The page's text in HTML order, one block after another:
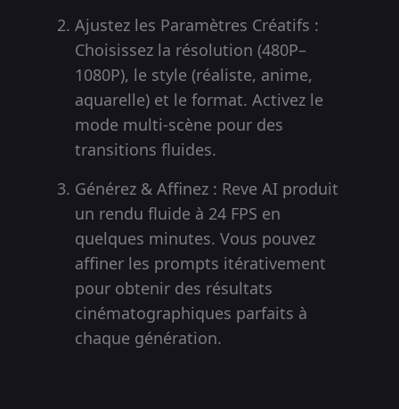
Ajustez les Paramètres Créatifs :
Choisissez la résolution (480P–
1080P), le style (réaliste, anime,
aquarelle) et le format. Activez le
mode multi-scène pour des
transitions fluides.
Générez & Affinez : Reve AI produit
un rendu fluide à 24 FPS en
quelques minutes. Vous pouvez
affiner les prompts itérativement
pour obtenir des résultats
cinématographiques parfaits à
chaque génération.